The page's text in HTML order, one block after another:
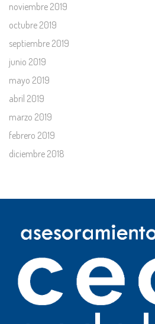
noviembre 2019
octubre 2019
septiembre 2019
junio 2019
mayo 2019
abril 2019
marzo 2019
febrero 2019
diciembre 2018